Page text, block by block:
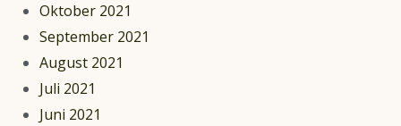
Oktober 2021
September 2021
August 2021
Juli 2021
Juni 2021